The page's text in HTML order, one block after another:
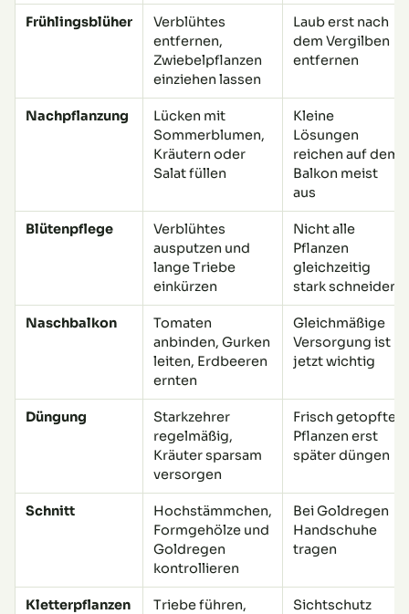
Frühlingsblüher
Verblühtes
entfernen,
Zwiebelpflanzen
einziehen lassen
Laub erst nach
dem Vergilben
entfernen
Nachpflanzung
Lücken mit
Sommerblumen,
Kräutern oder
Salat füllen
Kleine
Lösungen
reichen auf dem
Balkon meist
aus
Blütenpflege
Verblühtes
ausputzen und
lange Triebe
einkürzen
Nicht alle
Pflanzen
gleichzeitig
stark schneiden
Naschbalkon
Tomaten
anbinden, Gurken
leiten, Erdbeeren
ernten
Gleichmäßige
Versorgung ist
jetzt wichtig
Düngung
Starkzehrer
regelmäßig,
Kräuter sparsam
versorgen
Frisch getopfte
Pflanzen erst
später düngen
Schnitt
Hochstämmchen,
Formgehölze und
Goldregen
kontrollieren
Bei Goldregen
Handschuhe
tragen
Kletterpflanzen
Triebe führen,
Sichtschutz